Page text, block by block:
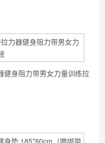
健身阻力带男女力量训练拉